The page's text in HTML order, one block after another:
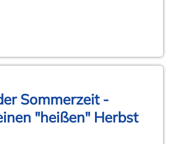
Sommerzeit -
"heißen" Herbst